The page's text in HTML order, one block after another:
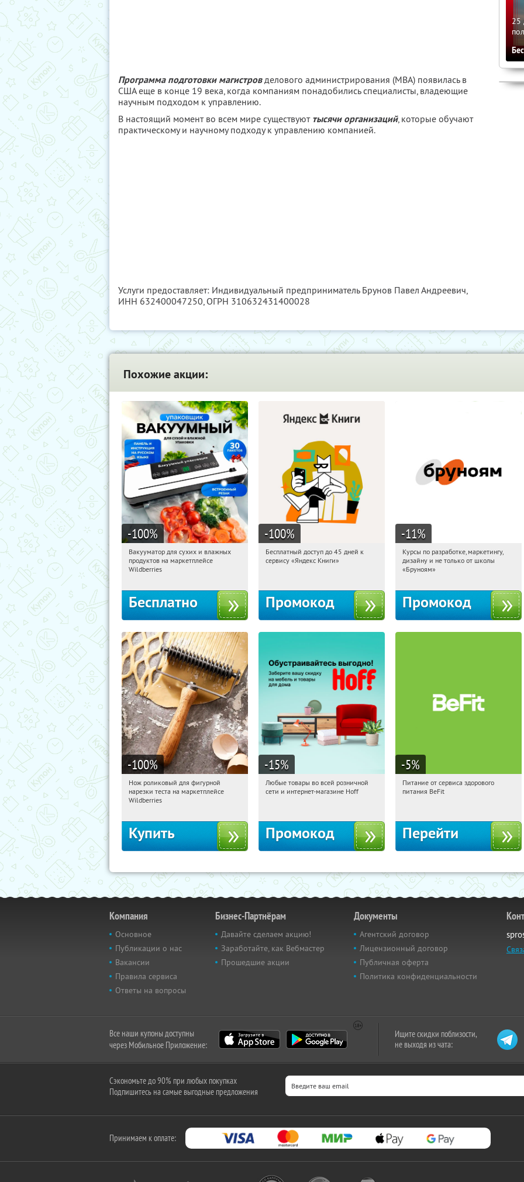
Программа подготовки магистровделового администрирования (MBA) появилась в
США еще в конце 19 века, когда компаниям понадобились специалисты, владеющие
научным подходом к управлению.
В настоящий момент во всем мире существуют тысячи организаций, которые обучают
практическому и научному подходу к управлению компанией.
Услуги предоставляет: Индивидуальный предприниматель Брунов Павел Андреевич,
ИНН 632400047250, ОГРН 310632431400028
25
Похожие акции:
-100%
11:55:44 Получили:186
Россия
Вакууматор для сухих и влажных
продуктов на маркетплейсе
Wildberries
Бесплатно
-100%
11:55:44
Получи первым!
Бесплатный доступ до 45 дней к
сервису «Яндекс Книги»
Промокод
-11%
11:55:44
Получи первым!
Россия
Курсы по разработке, маркетингу,
дизайну и не только от школы
«Бруноям»
Промокод
-100%
11:55:44 Получили:
Россия
Нож роликовый для фигурной
нарезки теста на маркетплейсе
Wildberries
Купить
-15%
11:55:44 Получили:
Любые товары во всей розничной
сети и интернет-магазине Hoff
Промокод
-5%
11:55:44
Получи первым!
Питание от сервиса здорового
питания BeFit
Перейти
Компания
Основное
Публикации о нас
Вакансии
Правила сервиса
Ответы на вопросы
Бизнес-Партнёрам
Давайте сделаем акцию!
Заработайте, как Вебмастер
Прошедшие акции
Документы
Агентский договор
Лицензионный договор
Публичная оферта
Политика конфиденциальности
Все наши купоны доступны
через Мобильное Приложение:
Ищите скидки поблизости,
не выходя из чата:
Сэкономьте до 90% при любых покупках
Подпишитесь на самые выгодные предложения
Принимаем к оплате: